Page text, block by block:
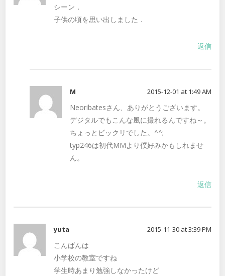
シーン．
子供の頃を思い出しました．
返信
M 2015-12-01 at 1:49 AM
Neoribatesさん、ありがとうございます。
デジタルでもこんな風に撮れるんですね～。
ちょっとビックリでした。^^;
typ246は初代MMより僕好みかもしれませ
ん。
返信
yuta 2015-11-30 at 3:39 PM
こんばんは
小学校の教室ですね
学生時あまり勉強しなかったけど